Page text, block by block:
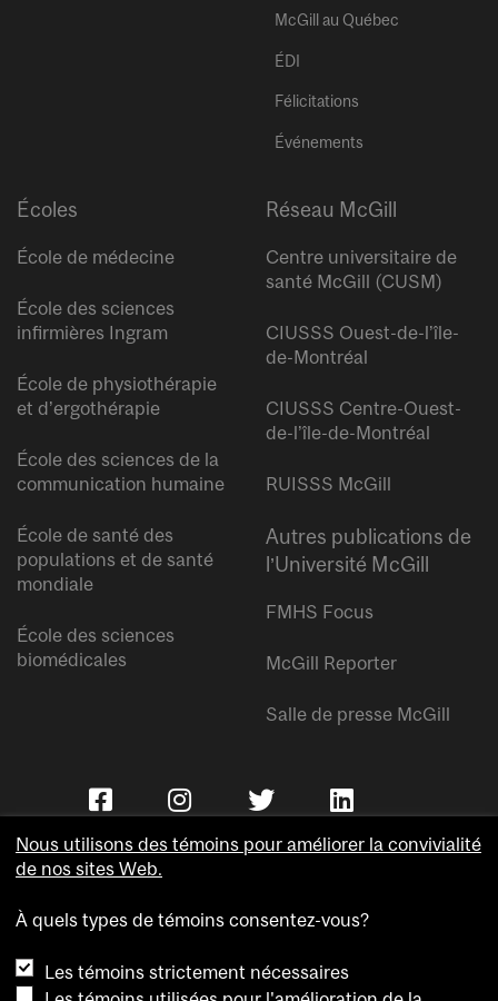
McGill au Québec
ÉDI
Félicitations
Événements
Écoles
École de médecine
École des sciences
infirmières Ingram
École de physiothérapie
et d’ergothérapie
École des sciences de la
communication humaine
École de santé des
populations et de santé
mondiale
École des sciences
biomédicales
Réseau McGill
Centre universitaire de
santé McGill (CUSM)
CIUSSS Ouest-de-l’île-
de-Montréal
CIUSSS Centre-Ouest-
de-l’île-de-Montréal
RUISSS McGill
Autres publications de
l’Université McGill
FMHS Focus
McGill Reporter
Salle de presse McGill
Accessibilité
Nous utilisons des témoins pour améliorer la convivialité
de nos sites Web.
À quels types de témoins consentez-vous?
Les témoins strictement nécessaires